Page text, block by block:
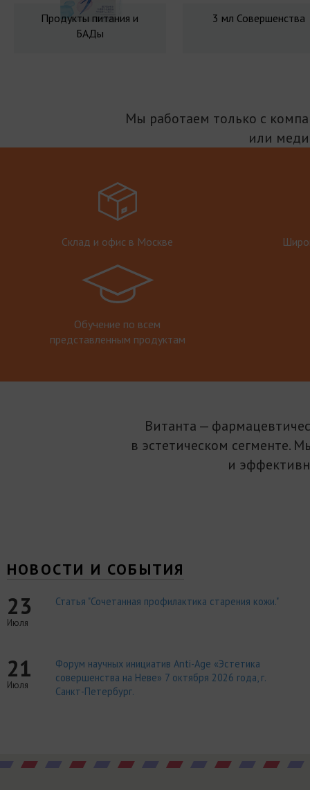
Продукты питания и
БАДы
3 мл Совершенства
Мы работаем только с
или
Склад и офис в Москве
Обучение по всем
представленным продуктам
Витанта —
в эстетическом сегменте.
и
НОВОСТИ И СОБЫТИЯ
23
Июля
Статья "Сочетанная профилактика старения кожи."
21
Июля
Форум научных инициатив Anti-Age «Эстетика
совершенства на Неве» 7 октября 2026 года, г.
Санкт-Петербург.